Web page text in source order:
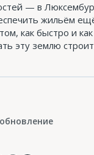
— в
жильём
как быстро и
эту землю